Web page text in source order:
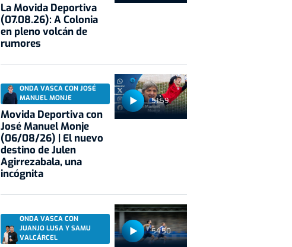
La Movida Deportiva
(07.08.26): A Colonia
en pleno volcán de
rumores
51:59
ONDA VASCA CON JOSÉ
MANUEL MONJE
Movida Deportiva con
José Manuel Monje
(06/08/26) | El nuevo
destino de Julen
Agirrezabala, una
incógnita
54:50
ONDA VASCA CON
JUANJO LUSA Y SAMU
VALCÁRCEL